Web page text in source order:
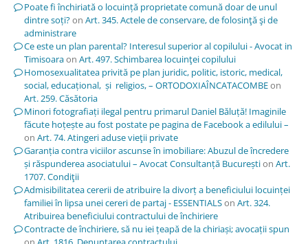
Poate fi închiriată o locuință proprietate comună doar de unul
dintre soți?on Art. 345. Actele de conservare, de folosinţă şi de
administrare
Ce este un plan parental? Interesul superior al copilului - Avocat in
Timisoaraon Art. 497. Schimbarea locuinţei copilului
Homosexualitatea privită pe plan juridic, politic, istoric, medical,
social, educațional, și religios, – ORTODOXIAÎNCATACOMBEon
Art. 259. Căsătoria
Minori fotografiați ilegal pentru primarul Daniel Băluță! Imaginile
făcute hoțește au fost postate pe pagina de Facebook a edilului –
on Art. 74. Atingeri aduse vieţii private
Garanția contra viciilor ascunse în imobiliare: Abuzul de încredere
și răspunderea asociatului – Avocat Consultanță Bucureștion Art.
1707. Condiţii
Admisibilitatea cererii de atribuire la divorț a beneficiului locuinței
familiei în lipsa unei cereri de partaj - ESSENTIALSon Art. 324.
Atribuirea beneficiului contractului de închiriere
Contracte de închiriere, să nu iei țeapă de la chiriași; avocații spun